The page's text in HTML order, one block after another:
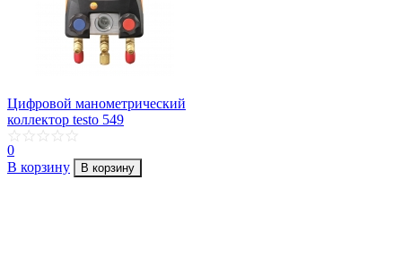
Цифровой манометрический
коллектор testo 549
0
В корзину
В корзину